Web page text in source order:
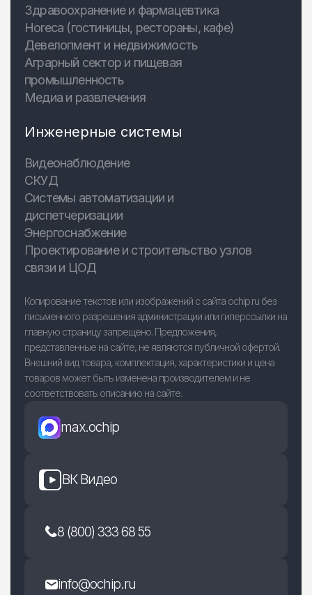
Здравоохранение и фармацевтика
Horeca (гостиницы, рестораны, кафе)
Девелопмент и недвижимость
Аграрный сектор и пищевая
промышленность
Медиа и развлечения
Инженерные системы
Видеонаблюдение
СКУД
Системы автоматизации и
диспетчеризации
Энергоснабжение
Проектирование и строительство узлов
связи и ЦОД
Копирование текстов или изображений с сайта ochip.ru без
письменного разрешения администрации или гиперссылки на
главную страницу запрещено. Предложения,
представленные на сайте, не являются публичной офертой.
Внешний вид товара, комплектация, характеристики и цена
товаров может быть изменена производителем и не
соответствовать описанию на сайте.
max.ochip
ВК Видео
8 (800) 333 68 55
info@ochip.ru